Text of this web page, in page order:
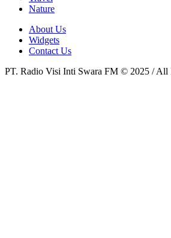
Nature
About Us
Widgets
Contact Us
PT. Radio Visi Inti Swara FM © 2025 / All